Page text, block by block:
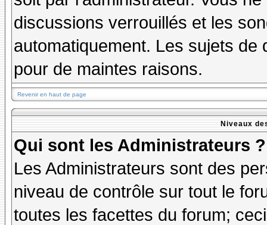
discussions verrouillés et les
automatiquement. Les sujets
pour de maintes raisons.
Revenir en haut de page
Niveaux
Qui sont les Administrateurs ?
Les Administrateurs sont des
niveau de contrôle sur tout le
toutes les facettes du forum;